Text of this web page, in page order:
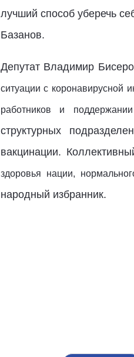
лучший способ уберечь
Базанов.
Депутат Владимир
ситуации с коронавирусной
работников и
структурных
вакцинации.
здоровья нации,
народный избранник.